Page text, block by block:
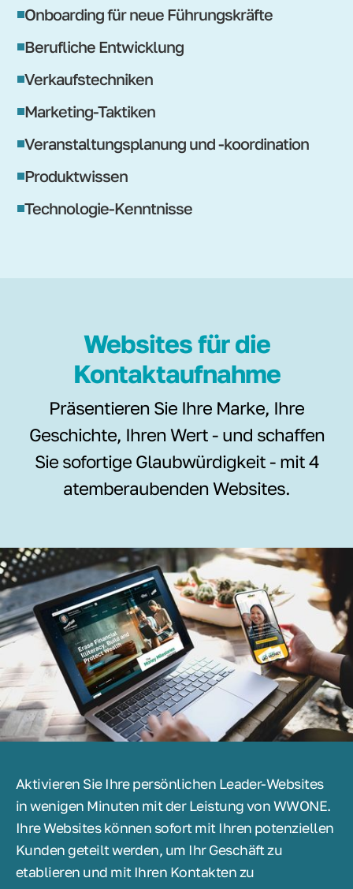
Onboarding für neue Führungskräfte
Berufliche Entwicklung
Verkaufstechniken
Marketing-Taktiken
Veranstaltungsplanung und -koordination
Produktwissen
Technologie-Kenntnisse
Websites für die
Kontaktaufnahme
Präsentieren Sie Ihre Marke, Ihre
Geschichte, Ihren Wert - und schaffen
Sie sofortige Glaubwürdigkeit - mit 4
atemberaubenden Websites.
Aktivieren Sie Ihre persönlichen Leader-Websites
in wenigen Minuten mit der Leistung von WWONE.
Ihre Websites können sofort mit Ihren potenziellen
Kunden geteilt werden, um Ihr Geschäft zu
etablieren und mit Ihren Kontakten zu